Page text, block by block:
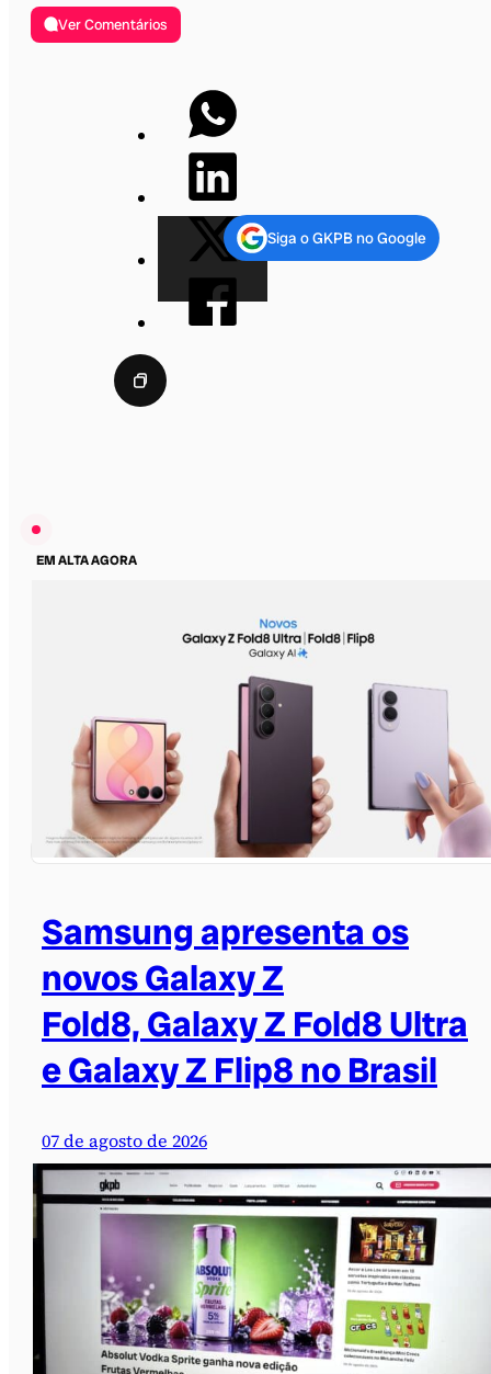
Ver Comentários
Siga o GKPB no Google
EM ALTA AGORA
Samsung apresenta os
novos Galaxy Z
Fold8, Galaxy Z Fold8 Ultra
e Galaxy Z Flip8 no Brasil
07 de agosto de 2026